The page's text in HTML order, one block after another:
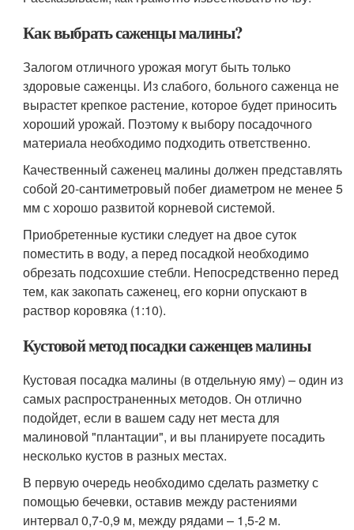
Как выбрать саженцы малины?
Залогом отличного урожая могут быть только
здоровые саженцы. Из слабого, больного саженца не
вырастет крепкое растение, которое будет приносить
хороший урожай. Поэтому к выбору посадочного
материала необходимо подходить ответственно.
Качественный саженец малины должен представлять
собой 20-сантиметровый побег диаметром не менее 5
мм с хорошо развитой корневой системой.
Приобретенные кустики следует на двое суток
поместить в воду, а перед посадкой необходимо
обрезать подсохшие стебли. Непосредственно перед
тем, как закопать саженец, его корни опускают в
раствор коровяка (1:10).
Кустовой метод посадки саженцев малины
Кустовая посадка малины (в отдельную яму) – один из
самых распространенных методов. Он отлично
подойдет, если в вашем саду нет места для
малиновой "плантации", и вы планируете посадить
несколько кустов в разных местах.
В первую очередь необходимо сделать разметку с
помощью бечевки, оставив между растениями
интервал 0,7-0,9 м, между рядами – 1,5-2 м.